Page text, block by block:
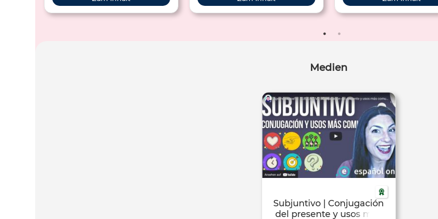
gegebenenfalls verbessert werden.
Medien
Subjuntivo | Conjugación
del presente y usos más